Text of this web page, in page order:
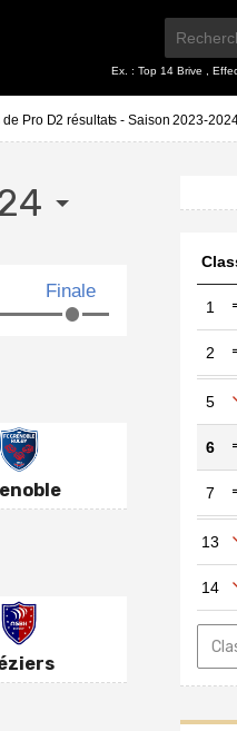
Ex. : Top 14 Brive
de Pro D2 résultats - Saison 2023-
1
2
5
6
7
13
14